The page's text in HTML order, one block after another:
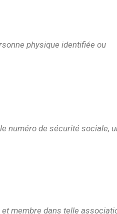
physique identifiée ou
numéro de sécurité sociale,
membre dans telle